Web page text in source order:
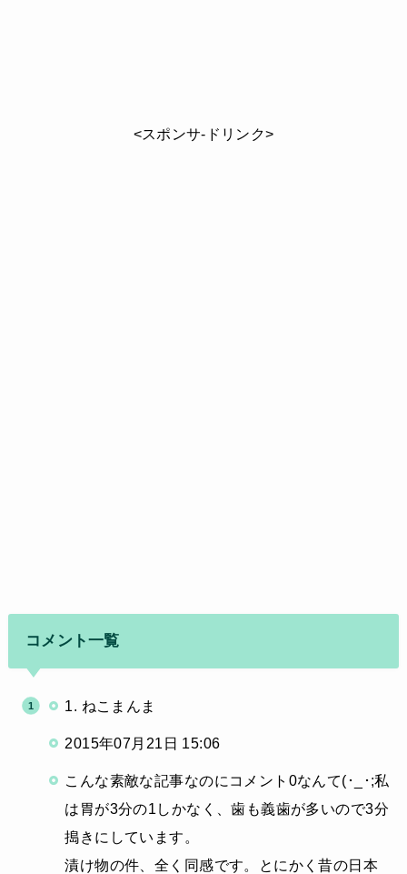
<スポンサ-ドリンク>
コメント一覧
1. ねこまんま
2015年07月21日 15:06
こんな素敵な記事なのにコメント0なんて(･_･;私
は胃が3分の1しかなく、歯も義歯が多いので3分
搗きにしています。
漬け物の件、全く同感です。とにかく昔の日本